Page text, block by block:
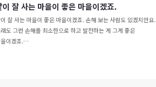
이 잘 사는 마을이 좋은 마을이겠죠.
잘 사는 마을이 좋은 마을이겠죠. 손해 보는 사람도 있겠지만요.
도 그런 손해를 최소한으로 하고 발전하는 게 그게 좋은
이겠죠.…